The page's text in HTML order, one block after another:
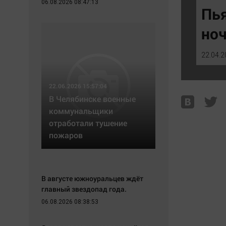
Экономика
Медиаграмотность
06.08.2026 08:47:13
22.06.2026 15:57:04
В Челябинске военные
коммунальщики
отработали тушение
пожаров
В августе южноуральцев ждёт
главный звездопад года.
06.08.2026 08:38:53